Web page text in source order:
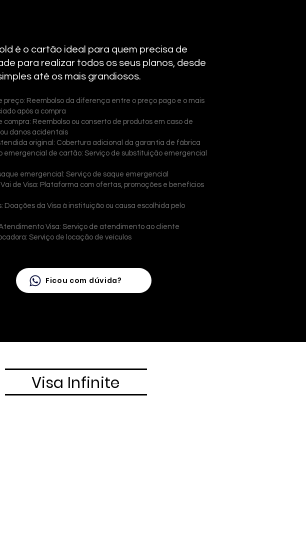
é o cartão ideal para quem precisa de
para realizar todos os seus planos, desde
até os mais grandiosos.
preço: Reembolso da diferença entre o preço pago e o mais
após a compra
compra: Reembolso ou conserto de produtos em caso de
danos acidentais
original: Cobertura adicional da garantia de fábrica
emergencial de cartão: Serviço de substituição emergencial
emergencial: Serviço de saque emergencial
de Visa: Plataforma com ofertas, promoções e benefícios
Doações da Visa à instituição ou causa escolhida pelo
Visa: Serviço de atendimento ao cliente
Serviço de locação de veículos
Ficou com dúvida?
Visa Infinite